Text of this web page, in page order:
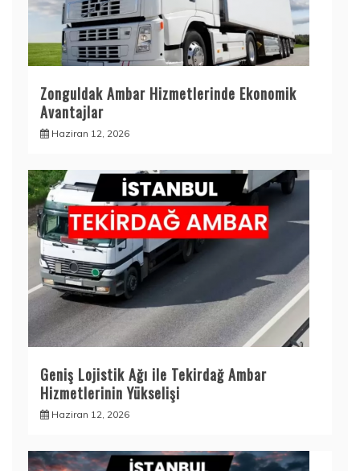
Zonguldak Ambar Hizmetlerinde Ekonomik
Avantajlar
Haziran 12, 2026
Geniş Lojistik Ağı ile Tekirdağ Ambar
Hizmetlerinin Yükselişi
Haziran 12, 2026